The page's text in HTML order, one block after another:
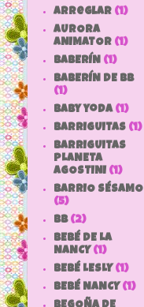
arreglar (1)
AURORA
ANIMATOR (1)
BABERÍN (1)
BABERÍN DE BB
(1)
baby yoda (1)
BARRIGUITAS (1)
BARRIGUITAS
PLANETA
AGOSTINI (1)
BARRIO SÉSAMO
(5)
bb (2)
BEBÉ DE LA
NANCY (1)
BEBÉ LESLY (1)
BEBÉ NANCY (1)